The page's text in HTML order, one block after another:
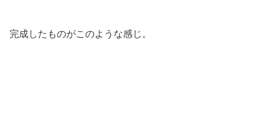
完成したものがこのような感じ。